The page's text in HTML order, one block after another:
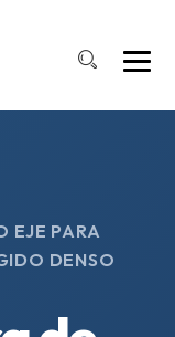
EJE PARA
DENSO